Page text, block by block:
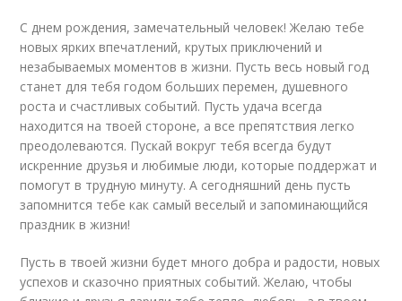
С днем рождения, замечательный человек! Желаю тебе
новых ярких впечатлений, крутых приключений и
незабываемых моментов в жизни. Пусть весь новый год
станет для тебя годом больших перемен, душевного
роста и счастливых событий. Пусть удача всегда
находится на твоей стороне, а все препятствия легко
преодолеваются. Пускай вокруг тебя всегда будут
искренние друзья и любимые люди, которые поддержат и
помогут в трудную минуту. А сегодняшний день пусть
запомнится тебе как самый веселый и запоминающийся
праздник в жизни!
Пусть в твоей жизни будет много добра и радости, новых
успехов и сказочно приятных событий. Желаю, чтобы